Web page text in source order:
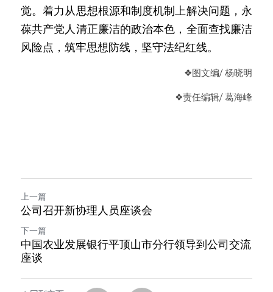
觉。着力从思想根源和制度机制上解决问题，永
葆共产党人清正廉洁的政治本色，全面查找廉洁
风险点，筑牢思想防线，坚守法纪红线。
❖图文编/ 杨晓明
❖责任编辑/ 葛海峰
上一篇
公司召开新协理人员座谈会
下一篇
中国农业发展银行平顶山市分行领导到公司交流
座谈